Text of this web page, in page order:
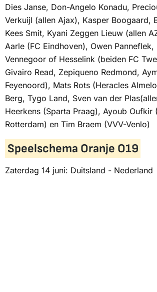
Dies Janse, Don-Angelo Konadu,
Verkuijl (allen Ajax), Kasper Boogaard,
Kees Smit, Kyani Zeggen Lieuw (allen
Aarle (FC Eindhoven), Owen Panneflek,
Vennegoor of Hesselink (beiden FC
Givairo Read, Zepiqueno Redmond,
Feyenoord), Mats Rots (Heracles
Berg, Tygo Land, Sven van der
Heerkens (Sparta Praag), Ayoub Oufkir
Rotterdam) en Tim Braem (VVV-Venlo)
Speelschema Oranje O19
Zaterdag 14 juni: Duitsland - Nederland